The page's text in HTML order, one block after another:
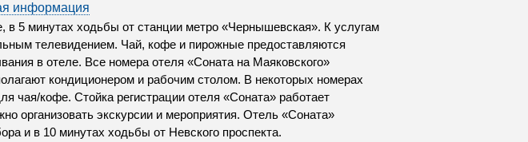
информация
в 5 минутах ходьбы от станции метро «Чернышевская». К услугам
телевидением. Чай, кофе и пирожные предоставляются
в отеле. Все номера отеля «Соната на Маяковского»
кондиционером и рабочим столом. В некоторых номерах
чая/кофе. Стойка регистрации отеля «Соната» работает
организовать экскурсии и мероприятия. Отель «Соната»
и в 10 минутах ходьбы от Невского проспекта.